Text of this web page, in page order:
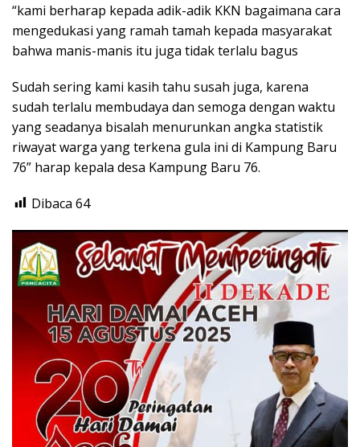
“kami berharap kepada adik-adik KKN bagaimana cara
mengedukasi yang ramah tamah kepada masyarakat
bahwa manis-manis itu juga tidak terlalu bagus
Sudah sering kami kasih tahu susah juga, karena
sudah terlalu membudaya dan semoga dengan waktu
yang seadanya bisalah menurunkan angka statistik
riwayat warga yang terkena gula ini di Kampung Baru
76” harap kepala desa Kampung Baru 76.
Dibaca 64